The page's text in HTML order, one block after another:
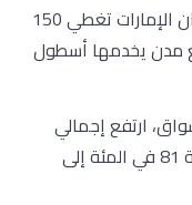
وبحلول 31 مارس 2023، كانت شبكة طيران الإمارات تغطي 150
مدن يخدمها أسطول
ارتفع إجمالي
إيرادات طيران الإمارات للسنة المالية بنسبة 81 في المئة إلى